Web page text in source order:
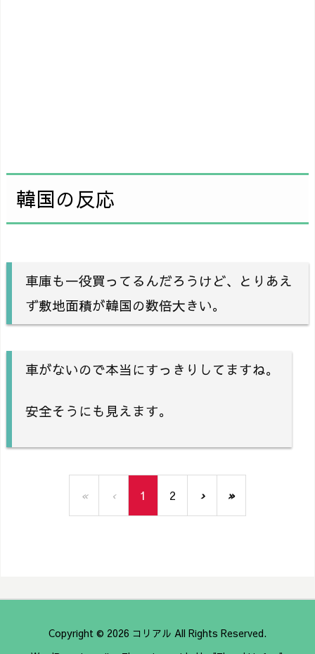
韓国の反応
車庫も一役買ってるんだろうけど、とりあえ
ず敷地面積が韓国の数倍大きい。
車がないので本当にすっきりしてますね。
安全そうにも見えます。
« ‹ 1 2 › »
Copyright © 2026 コリアル All Rights Reserved.